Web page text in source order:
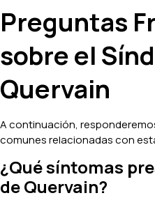
Preguntas
sobre el
Quervain
A continuación,
comunes relacionadas con
¿Qué síntomas
de Quervain?